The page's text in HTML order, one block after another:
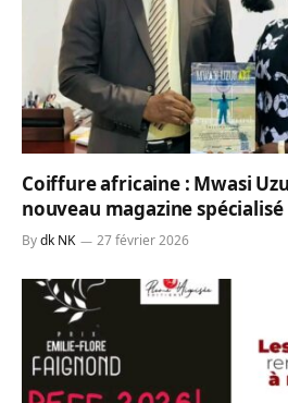
Coiffure africaine : Mwasi
nouveau magazine spécialisé
Bydk NK 27 février 2026